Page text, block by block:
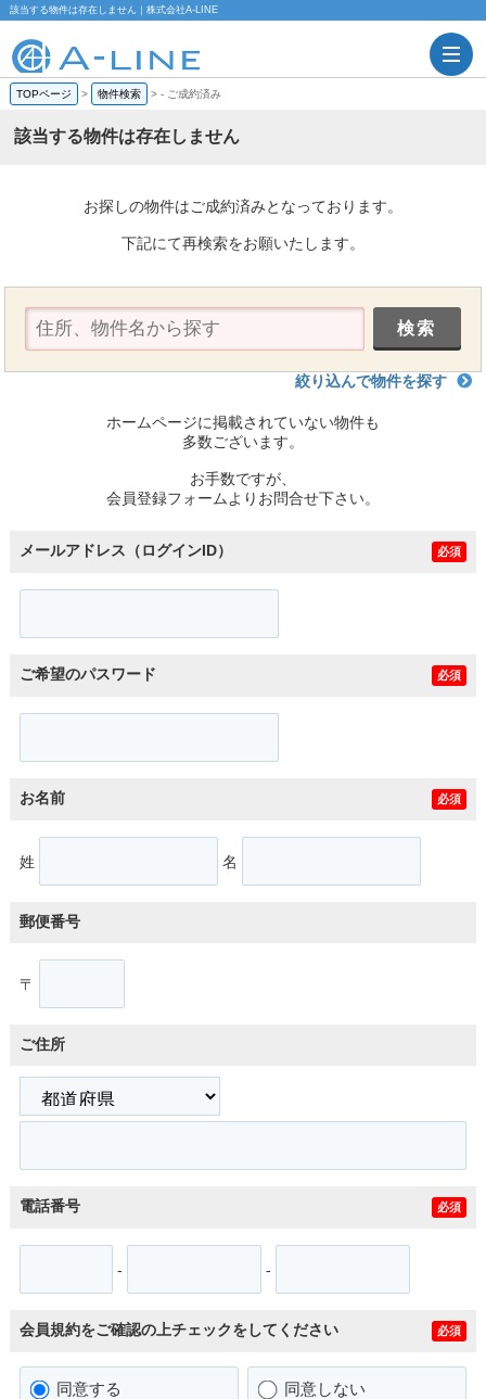
該当する物件は存在しません｜株式会社A-LINE
TOPページ > 物件検索 >- ご成約済み
該当する物件は存在しません
お探しの物件はご成約済みとなっております。
下記にて再検索をお願いたします。
絞り込んで物件を探す
ホームページに掲載されていない物件も
多数ございます。
お手数ですが、
会員登録フォームよりお問合せ下さい。
メールアドレス（ログインID） 必須
ご希望のパスワード 必須
お名前 必須
姓 名
郵便番号
〒
ご住所
電話番号 必須
- -
会員規約をご確認の上チェックをしてください 必須
同意する 同意しない